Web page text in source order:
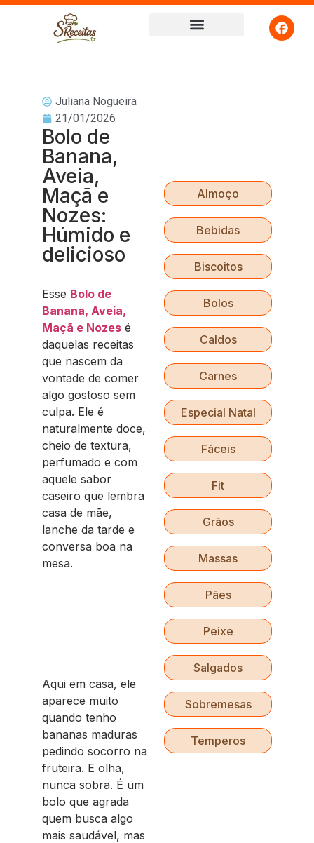
Juliana Nogueira
21/01/2026
Bolo de
Banana,
Aveia,
Maçã e
Nozes:
Húmido e
delicioso
Esse Bolo de
Banana, Aveia,
Maçã e Nozes é
daquelas receitas
que nascem da
vontade de comer
algo gostoso sem
culpa. Ele é
naturalmente doce,
cheio de textura,
perfumado e com
aquele sabor
caseiro que lembra
casa de mãe,
lanche da tarde e
conversa boa na
mesa.
Aqui em casa, ele
aparece muito
quando tenho
bananas maduras
pedindo socorro na
fruteira. E olha,
nunca sobra. É um
bolo que agrada
quem busca algo
mais saudável, mas
Almoço
Bebidas
Biscoitos
Bolos
Caldos
Carnes
Especial Natal
Fáceis
Fit
Grãos
Massas
Pães
Peixe
Salgados
Sobremesas
Temperos